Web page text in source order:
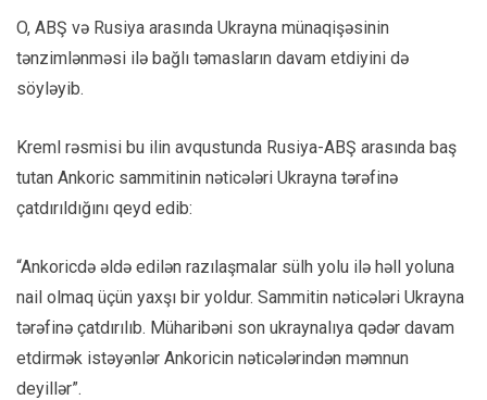
O, ABŞ və Rusiya arasında Ukrayna münaqişəsinin
tənzimlənməsi ilə bağlı təmasların davam etdiyini də
söyləyib.
Kreml rəsmisi bu ilin avqustunda Rusiya-ABŞ arasında baş
tutan Ankoric sammitinin nəticələri Ukrayna tərəfinə
çatdırıldığını qeyd edib:
“Ankoricdə əldə edilən razılaşmalar sülh yolu ilə həll yoluna
nail olmaq üçün yaxşı bir yoldur. Sammitin nəticələri Ukrayna
tərəfinə çatdırılıb. Müharibəni son ukraynalıya qədər davam
etdirmək istəyənlər Ankoricin nəticələrindən məmnun
deyillər”.